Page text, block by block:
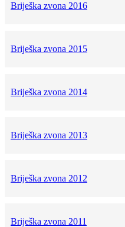
Briješka zvona 2016
Briješka zvona 2015
Briješka zvona 2014
Briješka zvona 2013
Briješka zvona 2012
Briješka zvona 2011